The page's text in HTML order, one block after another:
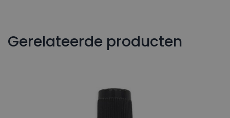
Gerelateerde producten